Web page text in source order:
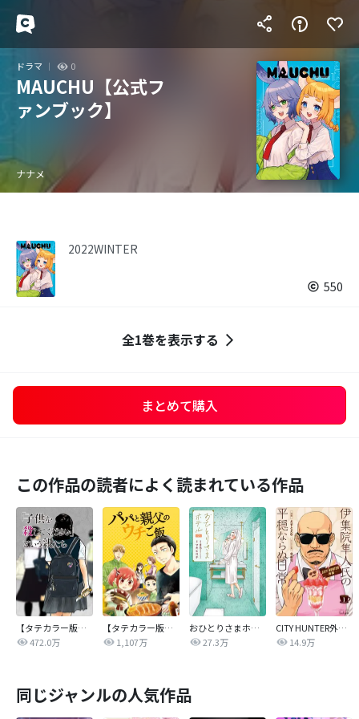
ドラマ 0
MAUCHU【公式フ
ァンブック】
ナナメ
2022WINTER
550
全1巻を表示する
まとめて購入
この作品の読者によく読まれている作品
【タテカラー版】｢子供を殺してください｣という親たち
472.0万
【タテカラー版】パパと親父のウチご飯
1,107万
おひとりさまホテル
27.3万
CITY HUNTER外伝 伊集院隼人氏の平穏ならぬ日常
14.9万
同じジャンルの人気作品